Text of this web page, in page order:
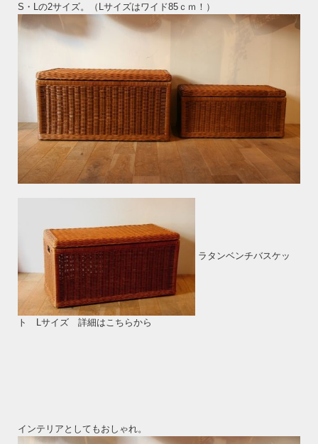
S・Lの2サイズ。（Lサイズはワイド85ｃｍ！）
ラタンベンチバスケッ
ト Lサイズ 詳細はこちらから
インテリアとしてもおしゃれ。